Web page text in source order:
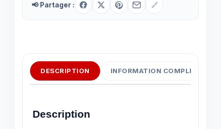
📢 Partager : 🔗
DESCRIPTION INFORMATION
Description